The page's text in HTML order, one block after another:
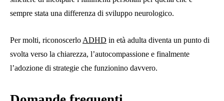
sempre stata una differenza di sviluppo neurologico.
Per molti, riconoscerlo ADHD in età adulta diventa un punto di
svolta verso la chiarezza, l’autocompassione e finalmente
l’adozione di strategie che funzionino davvero.